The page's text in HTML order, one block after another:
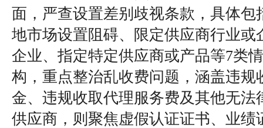
面，严查设置差别歧视条款，具体包
地市场设置阻碍、限定供应商行业或
企业、指定特定供应商或产品等7类
构，重点整治乱收费问题，涵盖违规
金、违规收取代理服务费及其他无法
供应商，则聚焦虚假认证证书、业绩